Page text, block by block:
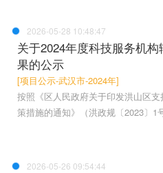
2026-05-28 10:48:47
关于2024年度科技服务机
果的公示
[项目公示-武汉市-2024年]
按照《区人民政府关于印发洪山区
策措施的通知》（洪政规〔2023〕1
2026-05-26 09:54:44